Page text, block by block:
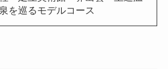
泉を巡るモデルコース